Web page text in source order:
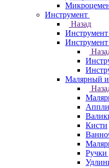
Инструмент
Назад
Инструмент
Малярный
Кисти
Ручки